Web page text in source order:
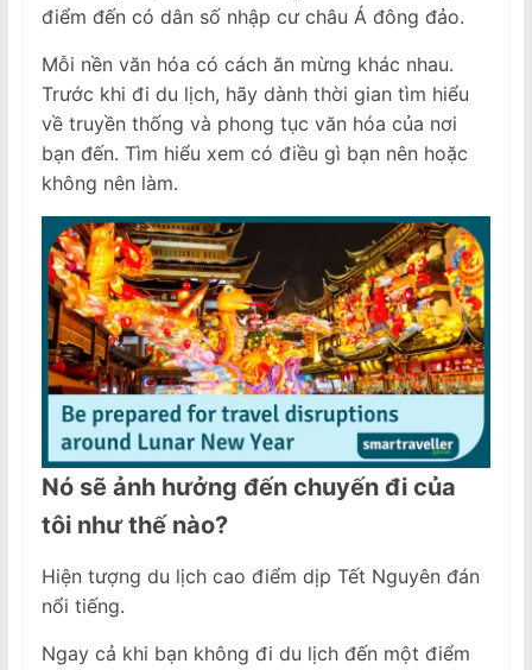
điểm đến có dân số nhập cư châu Á đông đảo.
Mỗi nền văn hóa có cách ăn mừng khác nhau.
Trước khi đi du lịch, hãy dành thời gian tìm hiểu
về truyền thống và phong tục văn hóa của nơi
bạn đến. Tìm hiểu xem có điều gì bạn nên hoặc
không nên làm.
Nó sẽ ảnh hưởng đến chuyến đi của
tôi như thế nào?
Hiện tượng du lịch cao điểm dịp Tết Nguyên đán
nổi tiếng.
Ngay cả khi bạn không đi du lịch đến một điểm